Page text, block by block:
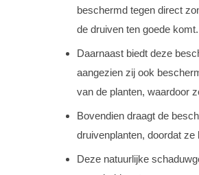
beschermd tegen direct
de druiven ten goede komt.
Daarnaast biedt deze
aangezien zij ook
van de planten, waardoor
Bovendien draagt de
druivenplanten, doordat
Deze natuurlijke